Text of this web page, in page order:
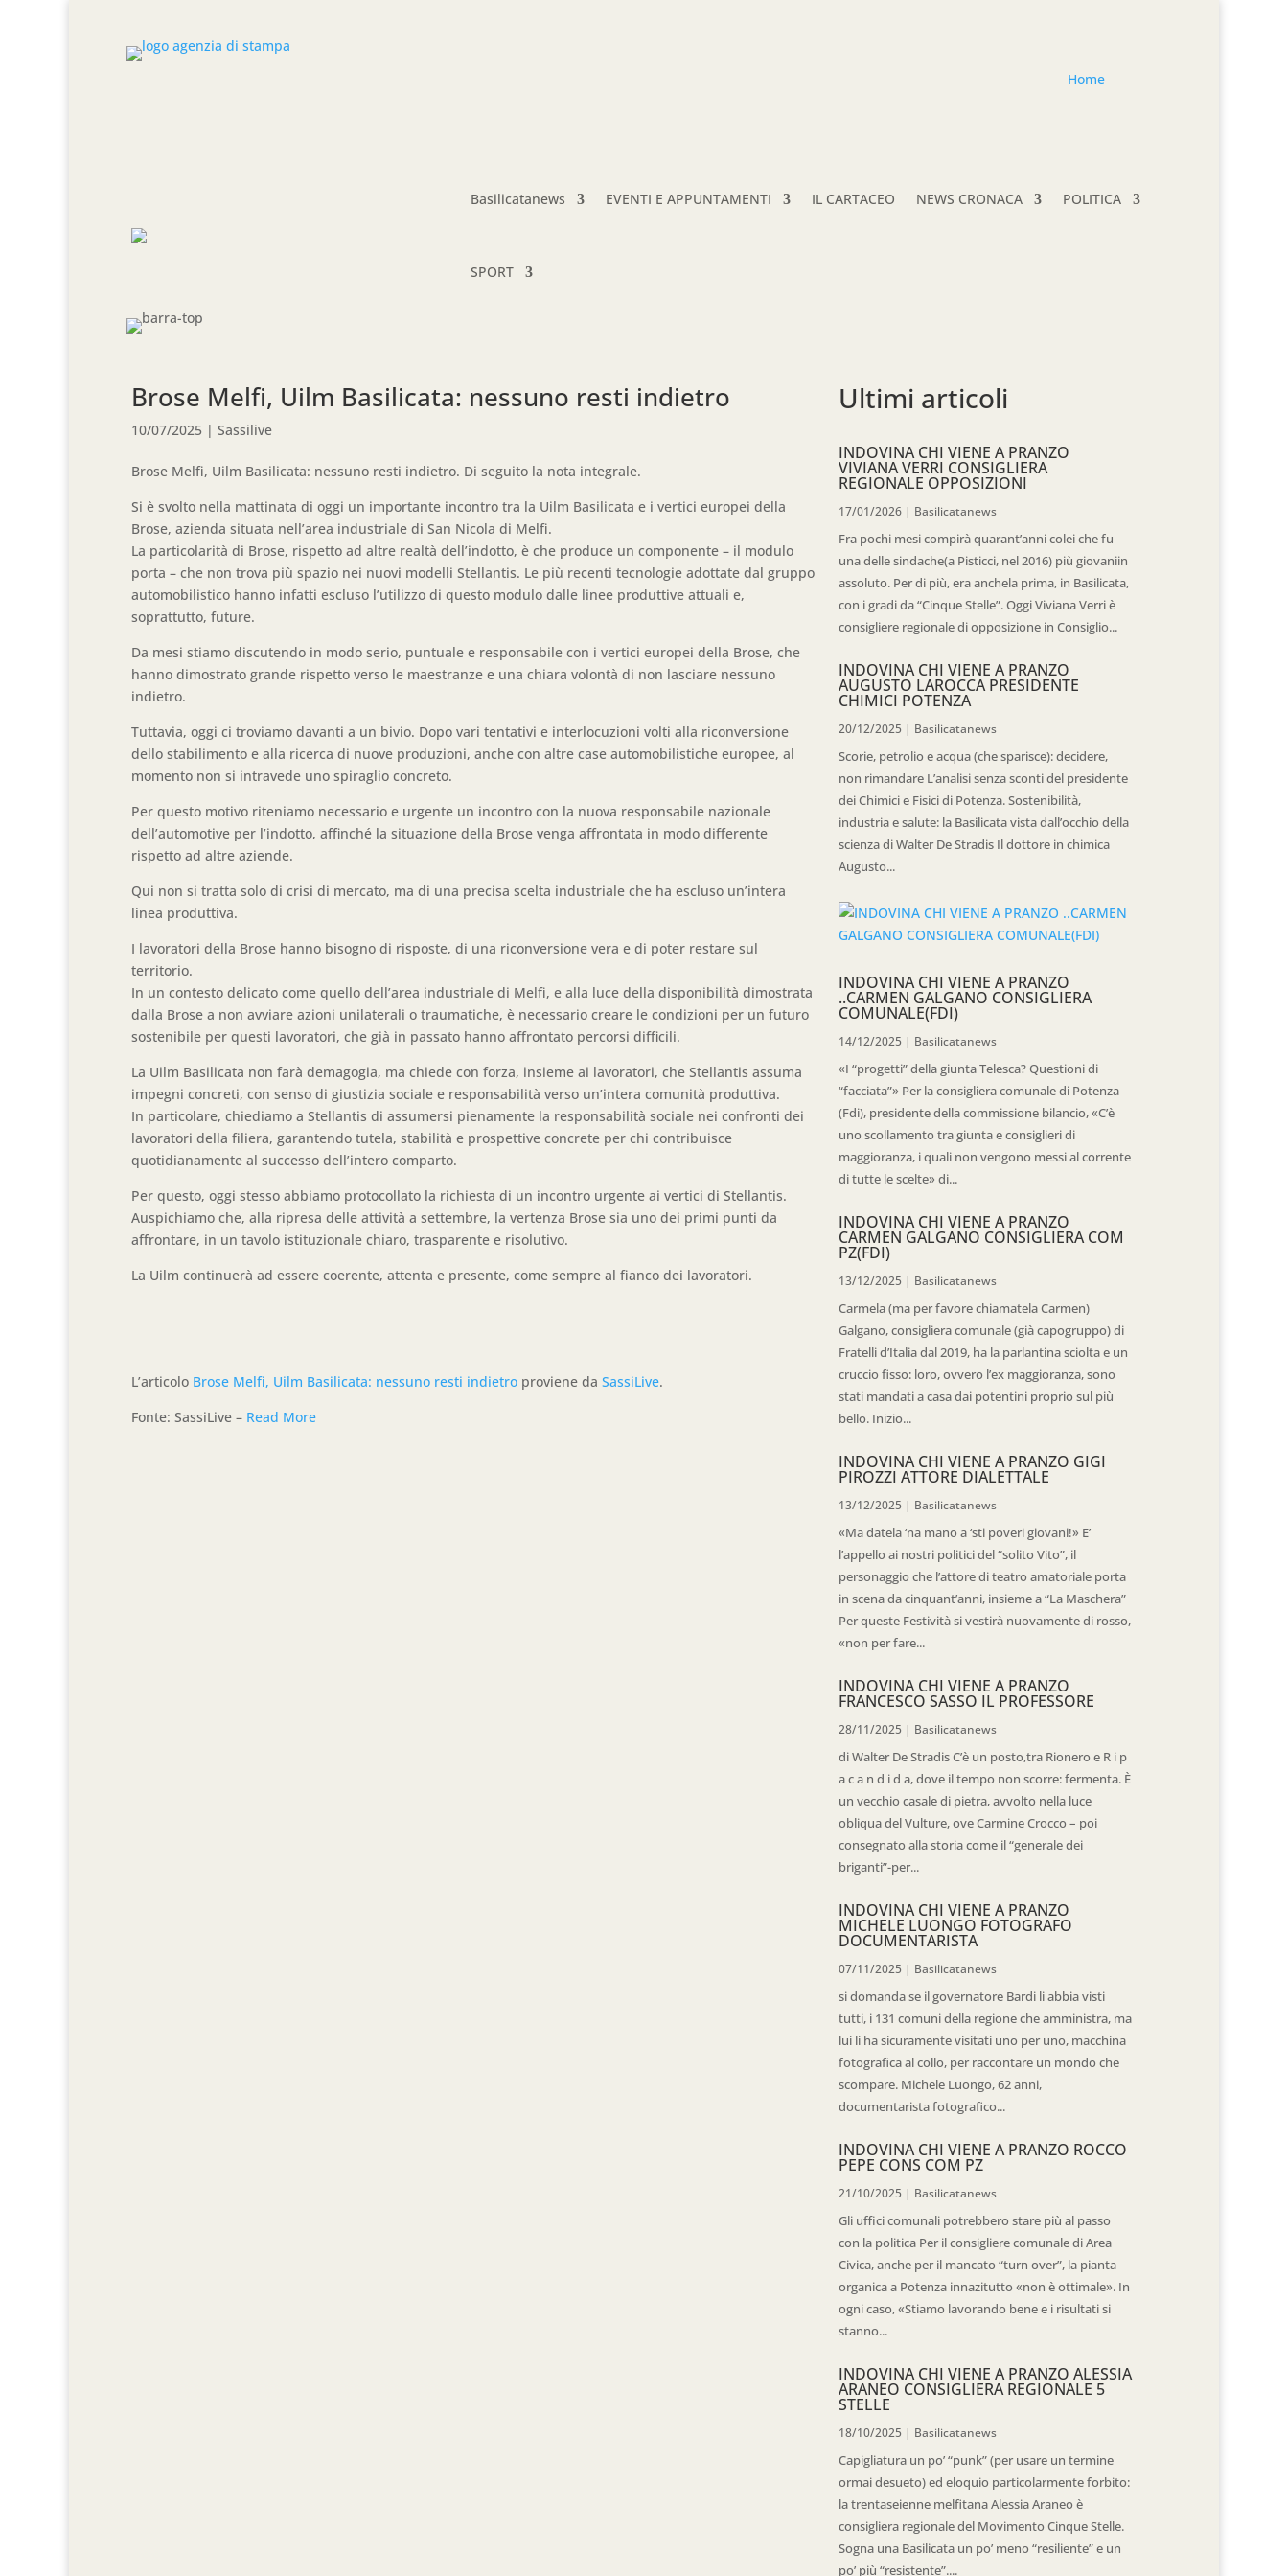
Home
Basilicatanews EVENTI E APPUNTAMENTI IL CARTACEO NEWS CRONACA POLITICA
SPORT
Brose Melfi, Uilm Basilicata: nessuno resti indietro
10/07/2025 | Sassilive
Brose Melfi, Uilm Basilicata: nessuno resti indietro. Di seguito la nota integrale.
Si è svolto nella mattinata di oggi un importante incontro tra la Uilm Basilicata e i vertici europei della
Brose, azienda situata nell’area industriale di San Nicola di Melfi.
La particolarità di Brose, rispetto ad altre realtà dell’indotto, è che produce un componente – il modulo
porta – che non trova più spazio nei nuovi modelli Stellantis. Le più recenti tecnologie adottate dal gruppo
automobilistico hanno infatti escluso l’utilizzo di questo modulo dalle linee produttive attuali e,
soprattutto, future.
Da mesi stiamo discutendo in modo serio, puntuale e responsabile con i vertici europei della Brose, che
hanno dimostrato grande rispetto verso le maestranze e una chiara volontà di non lasciare nessuno
indietro.
Tuttavia, oggi ci troviamo davanti a un bivio. Dopo vari tentativi e interlocuzioni volti alla riconversione
dello stabilimento e alla ricerca di nuove produzioni, anche con altre case automobilistiche europee, al
momento non si intravede uno spiraglio concreto.
Per questo motivo riteniamo necessario e urgente un incontro con la nuova responsabile nazionale
dell’automotive per l’indotto, affinché la situazione della Brose venga affrontata in modo differente
rispetto ad altre aziende.
Qui non si tratta solo di crisi di mercato, ma di una precisa scelta industriale che ha escluso un’intera
linea produttiva.
I lavoratori della Brose hanno bisogno di risposte, di una riconversione vera e di poter restare sul
territorio.
In un contesto delicato come quello dell’area industriale di Melfi, e alla luce della disponibilità dimostrata
dalla Brose a non avviare azioni unilaterali o traumatiche, è necessario creare le condizioni per un futuro
sostenibile per questi lavoratori, che già in passato hanno affrontato percorsi difficili.
La Uilm Basilicata non farà demagogia, ma chiede con forza, insieme ai lavoratori, che Stellantis assuma
impegni concreti, con senso di giustizia sociale e responsabilità verso un’intera comunità produttiva.
In particolare, chiediamo a Stellantis di assumersi pienamente la responsabilità sociale nei confronti dei
lavoratori della filiera, garantendo tutela, stabilità e prospettive concrete per chi contribuisce
quotidianamente al successo dell’intero comparto.
Per questo, oggi stesso abbiamo protocollato la richiesta di un incontro urgente ai vertici di Stellantis.
Auspichiamo che, alla ripresa delle attività a settembre, la vertenza Brose sia uno dei primi punti da
affrontare, in un tavolo istituzionale chiaro, trasparente e risolutivo.
La Uilm continuerà ad essere coerente, attenta e presente, come sempre al fianco dei lavoratori.
L’articolo Brose Melfi, Uilm Basilicata: nessuno resti indietro proviene da SassiLive.
Fonte: SassiLive – Read More
Ultimi articoli
INDOVINA CHI VIENE A PRANZO
VIVIANA VERRI CONSIGLIERA
REGIONALE OPPOSIZIONI
17/01/2026 | Basilicatanews
Fra pochi mesi compirà quarant’anni colei che fu
una delle sindache(a Pisticci, nel 2016) più giovaniin
assoluto. Per di più, era anchela prima, in Basilicata,
con i gradi da “Cinque Stelle”. Oggi Viviana Verri è
consigliere regionale di opposizione in Consiglio...
INDOVINA CHI VIENE A PRANZO
AUGUSTO LAROCCA PRESIDENTE
CHIMICI POTENZA
20/12/2025 | Basilicatanews
Scorie, petrolio e acqua (che sparisce): decidere,
non rimandare L’analisi senza sconti del presidente
dei Chimici e Fisici di Potenza. Sostenibilità,
industria e salute: la Basilicata vista dall’occhio della
scienza di Walter De Stradis Il dottore in chimica
Augusto...
INDOVINA CHI VIENE A PRANZO
..CARMEN GALGANO CONSIGLIERA
COMUNALE(FDI)
14/12/2025 | Basilicatanews
«I “progetti” della giunta Telesca? Questioni di
“facciata”» Per la consigliera comunale di Potenza
(Fdi), presidente della commissione bilancio, «C’è
uno scollamento tra giunta e consiglieri di
maggioranza, i quali non vengono messi al corrente
di tutte le scelte» di...
INDOVINA CHI VIENE A PRANZO
CARMEN GALGANO CONSIGLIERA COM
PZ(FDI)
13/12/2025 | Basilicatanews
Carmela (ma per favore chiamatela Carmen)
Galgano, consigliera comunale (già capogruppo) di
Fratelli d’Italia dal 2019, ha la parlantina sciolta e un
cruccio fisso: loro, ovvero l’ex maggioranza, sono
stati mandati a casa dai potentini proprio sul più
bello. Inizio...
INDOVINA CHI VIENE A PRANZO GIGI
PIROZZI ATTORE DIALETTALE
13/12/2025 | Basilicatanews
«Ma datela ‘na mano a ‘sti poveri giovani!» E’
l’appello ai nostri politici del “solito Vito”, il
personaggio che l’attore di teatro amatoriale porta
in scena da cinquant’anni, insieme a “La Maschera”
Per queste Festività si vestirà nuovamente di rosso,
«non per fare...
INDOVINA CHI VIENE A PRANZO
FRANCESCO SASSO IL PROFESSORE
28/11/2025 | Basilicatanews
di Walter De Stradis C’è un posto,tra Rionero e R i p
a c a n d i d a, dove il tempo non scorre: fermenta. È
un vecchio casale di pietra, avvolto nella luce
obliqua del Vulture, ove Carmine Crocco – poi
consegnato alla storia come il “generale dei
briganti”-per...
INDOVINA CHI VIENE A PRANZO
MICHELE LUONGO FOTOGRAFO
DOCUMENTARISTA
07/11/2025 | Basilicatanews
si domanda se il governatore Bardi li abbia visti
tutti, i 131 comuni della regione che amministra, ma
lui li ha sicuramente visitati uno per uno, macchina
fotografica al collo, per raccontare un mondo che
scompare. Michele Luongo, 62 anni,
documentarista fotografico...
INDOVINA CHI VIENE A PRANZO ROCCO
PEPE CONS COM PZ
21/10/2025 | Basilicatanews
Gli uffici comunali potrebbero stare più al passo
con la politica Per il consigliere comunale di Area
Civica, anche per il mancato “turn over”, la pianta
organica a Potenza innazitutto «non è ottimale». In
ogni caso, «Stiamo lavorando bene e i risultati si
stanno...
INDOVINA CHI VIENE A PRANZO ALESSIA
ARANEO CONSIGLIERA REGIONALE 5
STELLE
18/10/2025 | Basilicatanews
Capigliatura un po’ “punk” (per usare un termine
ormai desueto) ed eloquio particolarmente forbito:
la trentaseienne melfitana Alessia Araneo è
consigliera regionale del Movimento Cinque Stelle.
Sogna una Basilicata un po’ meno “resiliente” e un
po’ più “resistente”....